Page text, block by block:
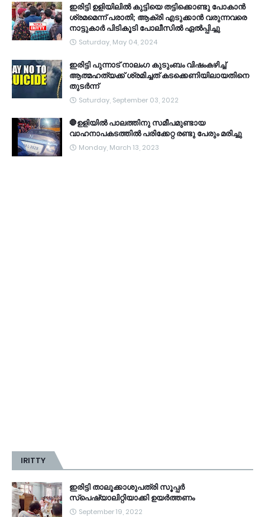
ഇരിട്ടി ഉളിയിലിൽ കുട്ടിയെ തട്ടിക്കൊണ്ടു പോകാൻ
ശ്രമമെന്ന് പരാതി; ആക്രി എടുക്കാൻ വരുന്നവരെ
നാട്ടുകാർ പിടികൂടി പോലീസിൽ ഏൽപ്പിച്ചു
Saturday, May 04, 2024
ഇരിട്ടി പുന്നാട് നാലംഗ കുടുംബം വിഷംകഴിച്ച്‌
ആത്മഹത്യക്ക് ശ്രമിച്ചത് കടക്കെണിയിലായതിനെ
തുടർന്ന്
Saturday, September 03, 2022
🛑ഉളിയിൽ പാലത്തിനു സമീപമുണ്ടായ
വാഹനാപകടത്തിൽ പരിക്കേറ്റ രണ്ടു പേരും മരിച്ചു
Monday, March 13, 2023
IRITTY
ഇരിട്ടി താലൂക്കാശുപത്രി സൂപ്പർ
സ്‌പെഷ്യാലിറ്റിയാക്കി ഉയർത്തണം
September 19, 2022